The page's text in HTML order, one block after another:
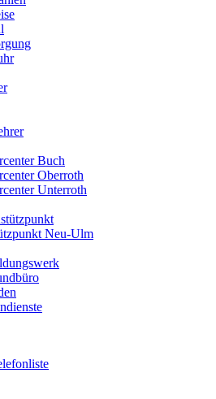
Buch
Oberroth
Unterroth
Neu-Ulm